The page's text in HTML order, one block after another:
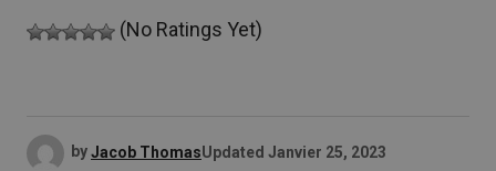
(No Ratings Yet)
byJacob ThomasUpdated Janvier 25, 2023